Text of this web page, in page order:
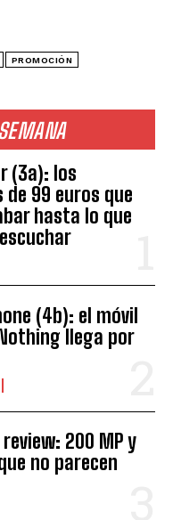
(3a): los
99 euros que
hasta lo que
(4b): el móvil
llega por
review: 200 MP y
no parecen
PROMOCIÓN